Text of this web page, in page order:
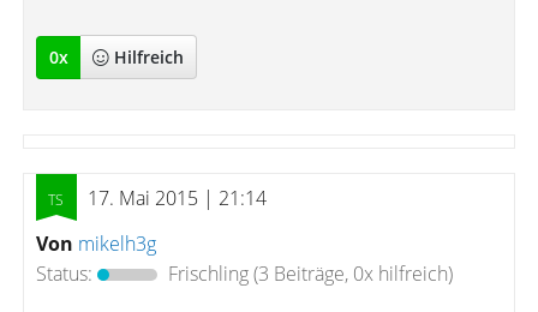
0x Hilfreich
17. Mai 2015 | 21:14
Von mikelh3g
Status:
Frischling(3 Beiträge, 0x hilfreich)